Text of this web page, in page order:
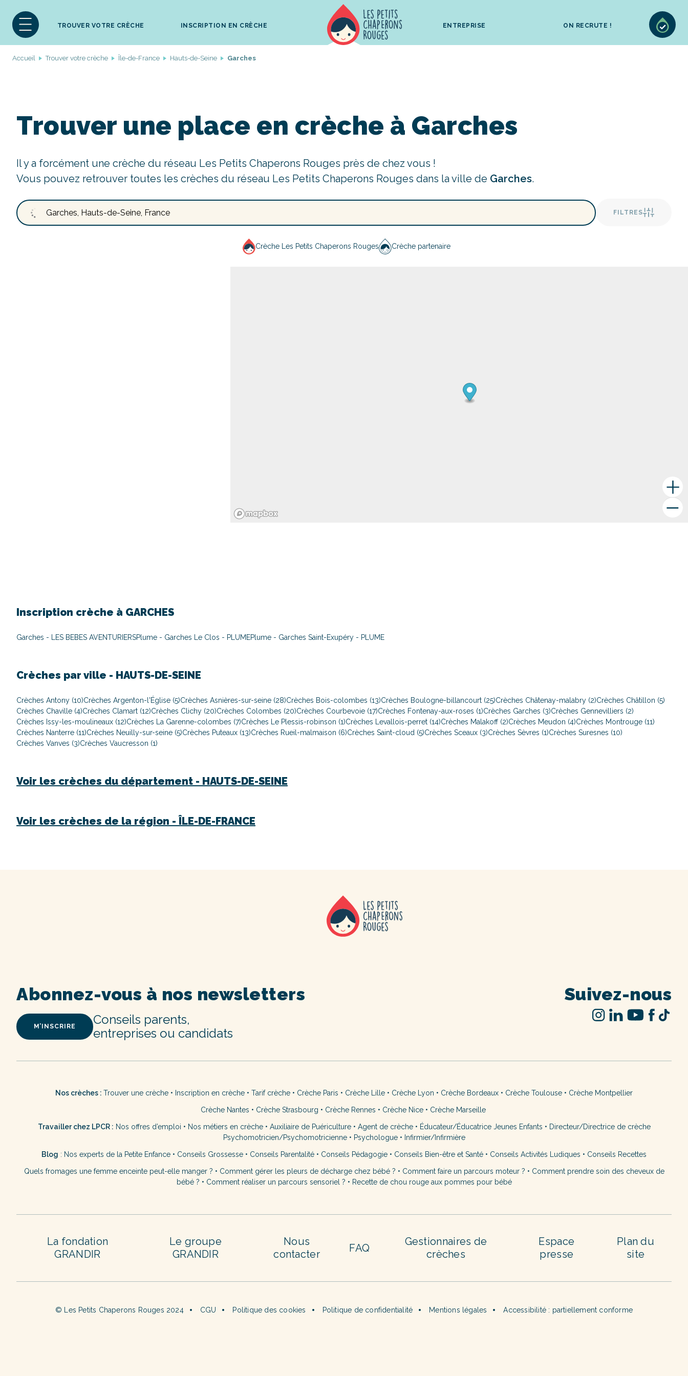
TROUVER VOTRE CRÈCHE INSCRIPTION EN CRÈCHE ENTREPRISE ON RECRUTE !
Accueil Trouver votre crèche Île-de-France Hauts-de-Seine Garches
Trouver une place en crèche à Garches
Il y a forcément une crèche du réseau Les Petits Chaperons Rouges près de chez vous !
Vous pouvez retrouver toutes les crèches du réseau Les Petits Chaperons Rouges dans la ville de Garches.
FILTRES
Crèche Les Petits Chaperons Rouges Crèche partenaire
Inscription crèche à GARCHES
Garches - LES BEBES AVENTURIERSPlume - Garches Le Clos - PLUMEPlume - Garches Saint-Exupéry - PLUME
Crèches par ville - HAUTS-DE-SEINE
Crèches Antony (10)Crèches Argenton-l'Église (5)Crèches Asnières-sur-seine (28)Crèches Bois-colombes (13)Crèches Boulogne-billancourt (25)Crèches Châtenay-malabry (2)Crèches Châtillon (5)
Crèches Chaville (4)Crèches Clamart (12)Crèches Clichy (20)Crèches Colombes (20)Crèches Courbevoie (17)Crèches Fontenay-aux-roses (1)Crèches Garches (3)Crèches Gennevilliers (2)
Crèches Issy-les-moulineaux (12)Crèches La Garenne-colombes (7)Crèches Le Plessis-robinson (1)Crèches Levallois-perret (14)Crèches Malakoff (2)Crèches Meudon (4)Crèches Montrouge (11)
Crèches Nanterre (11)Crèches Neuilly-sur-seine (5)Crèches Puteaux (13)Crèches Rueil-malmaison (6)Crèches Saint-cloud (5)Crèches Sceaux (3)Crèches Sèvres (1)Crèches Suresnes (10)
Crèches Vanves (3)Crèches Vaucresson (1)
Voir les crèches du département - HAUTS-DE-SEINE
Voir les crèches de la région - ÎLE-DE-FRANCE
Abonnez-vous à nos newsletters
M’INSCRIRE
Conseils parents,
entreprises ou candidats
Suivez-nous
Nos crèches : Trouver une crèche • Inscription en crèche • Tarif crèche • Crèche Paris • Crèche Lille • Crèche Lyon • Crèche Bordeaux • Crèche Toulouse • Crèche Montpellier
Crèche Nantes • Crèche Strasbourg • Crèche Rennes • Crèche Nice• Crèche Marseille
Travailler chez LPCR : Nos offres d’emploi • Nos métiers en crèche• Auxiliaire de Puériculture• Agent de crèche• Éducateur/Éducatrice Jeunes Enfants • Directeur/Directrice de crèche
Psychomotricien/Psychomotricienne• Psychologue• Infirmier/Infirmière
Blog : Nos experts de la Petite Enfance • Conseils Grossesse • Conseils Parentalité • Conseils Pédagogie • Conseils Bien-être et Santé • Conseils Activités Ludiques • Conseils Recettes
Quels fromages une femme enceinte peut-elle manger ? • Comment gérer les pleurs de décharge chez bébé ? • Comment faire un parcours moteur ? • Comment prendre soin des cheveux de
bébé ? • Comment réaliser un parcours sensoriel ? • Recette de chou rouge aux pommes pour bébé
La fondation
GRANDIR
Le groupe
GRANDIR
Nous
contacter
FAQ
Gestionnaires de
crèches
Espace
presse
Plan du
site
© Les Petits Chaperons Rouges 2024 CGU Politique des cookies Politique de confidentialité Mentions légales Accessibilité : partiellement conforme